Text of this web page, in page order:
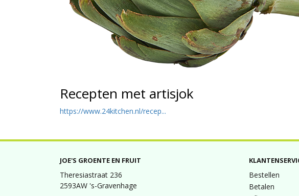
Recepten met artisjok
https://www.24kitchen.nl/recep...
JOE'S GROENTE EN FRUIT
Theresiastraat 236
2593AW 's-Gravenhage
Bestellen
Betalen